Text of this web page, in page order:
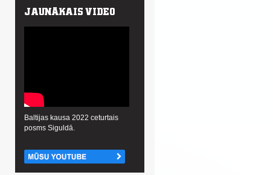
Baltijas kausa 2022 ceturtais
posms Siguldā.